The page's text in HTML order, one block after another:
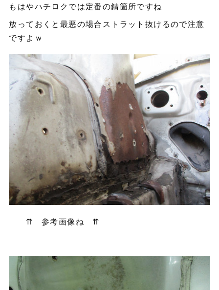
もはやハチロクでは定番の錆箇所ですね
放っておくと最悪の場合ストラット抜けるので注意
ですよｗ
⇈ 参考画像ね ⇈